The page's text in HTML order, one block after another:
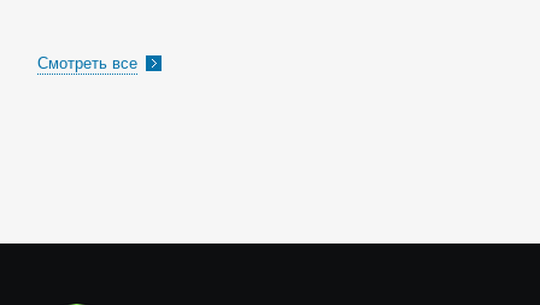
Смотреть все